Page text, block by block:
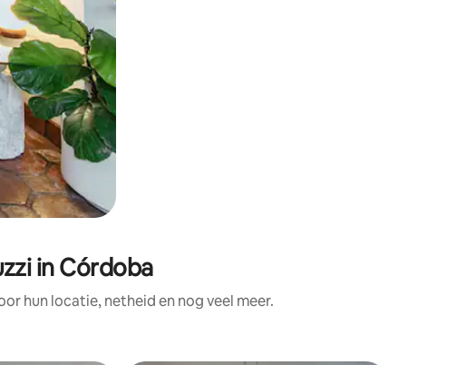
in Córdoba
hun locatie, netheid en nog veel meer.